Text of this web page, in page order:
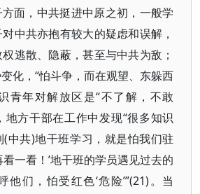
面，中共挺进中原之初，一般学
中共亦抱有较大的疑虑和误解，
逃散、隐蔽，甚至与中共为敌；
化，“怕斗争，而在观望、东躲西
青年对解放区是“不了解，不敢
地方干部在工作中发现“很多知识
中共)地干班学习，就是怕我们驻
一看！’地干班的学员遇见过去的
他们，怕受红色‘危险’”(21)。当